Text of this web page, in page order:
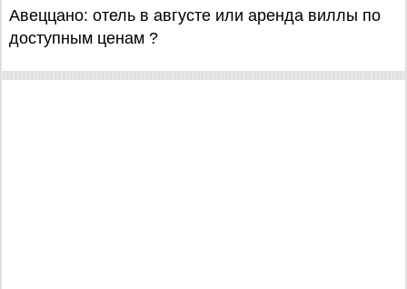
Авеццано: отель в августе или аренда виллы по
доступным ценам ?